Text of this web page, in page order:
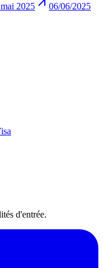
2025
06/06/2025
d'entrée.